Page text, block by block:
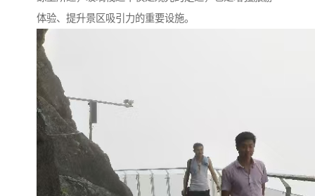
体验、提升景区吸引力的重要设施。